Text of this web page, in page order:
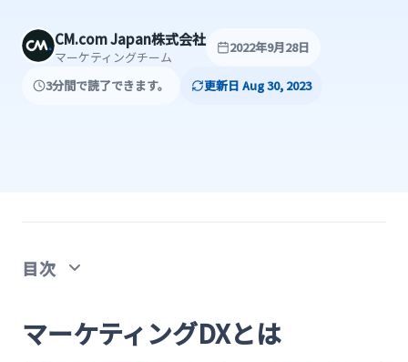
CM.com Japan株式会社
マーケティングチーム
2022年9月28日
3分間で読了できます。 更新日 Aug 30, 2023
目次
マーケティングDXとは
マーケティングDXとは